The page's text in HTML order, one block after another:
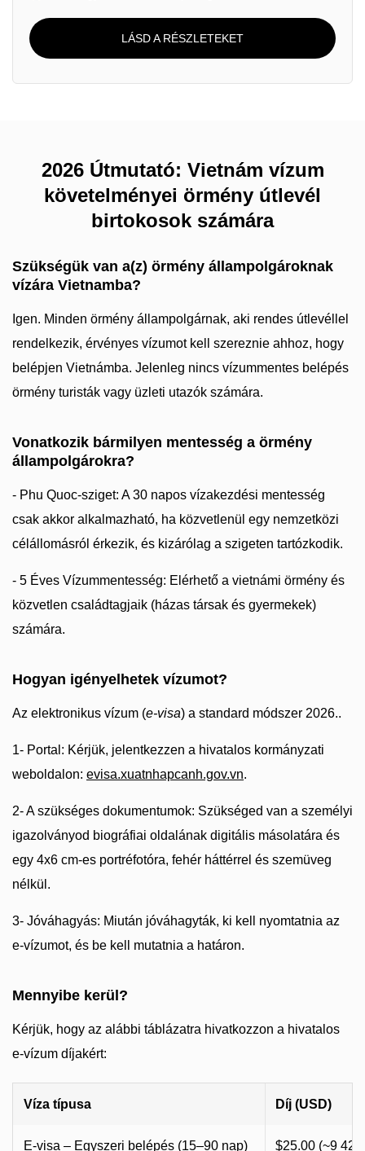
LÁSD A RÉSZLETEKET
2026 Útmutató: Vietnám vízum
követelményei örmény útlevél
birtokosok számára
Szükségük van a(z) örmény állampolgároknak
vízára Vietnamba?
Igen. Minden örmény állampolgárnak, aki rendes útlevéllel
rendelkezik, érvényes vízumot kell szereznie ahhoz, hogy
belépjen Vietnámba. Jelenleg nincs vízummentes belépés
örmény turisták vagy üzleti utazók számára.
Vonatkozik bármilyen mentesség a örmény
állampolgárokra?
- Phu Quoc-sziget: A 30 napos vízakezdési mentesség
csak akkor alkalmazható, ha közvetlenül egy nemzetközi
célállomásról érkezik, és kizárólag a szigeten tartózkodik.
- 5 Éves Vízummentesség: Elérhető a vietnámi örmény és
közvetlen családtagjaik (házas társak és gyermekek)
számára.
Hogyan igényelhetek vízumot?
Az elektronikus vízum (e-visa) a standard módszer 2026..
1- Portal: Kérjük, jelentkezzen a hivatalos kormányzati
weboldalon: evisa.xuatnhapcanh.gov.vn.
2- A szükséges dokumentumok: Szükséged van a személyi
igazolványod biográfiai oldalának digitális másolatára és
egy 4x6 cm-es portréfotóra, fehér háttérrel és szemüveg
nélkül.
3- Jóváhagyás: Miután jóváhagyták, ki kell nyomtatnia az
e-vízumot, és be kell mutatnia a határon.
Mennyibe kerül?
Kérjük, hogy az alábbi táblázatra hivatkozzon a hivatalos
e-vízum díjakért:
Víza típusa Díj (USD)
E-visa – Egyszeri belépés (15–90 nap) $25.00 (~9 420